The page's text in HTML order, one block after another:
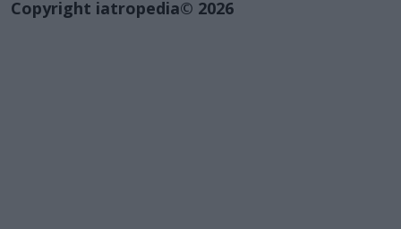
Copyright iatropedia© 2026